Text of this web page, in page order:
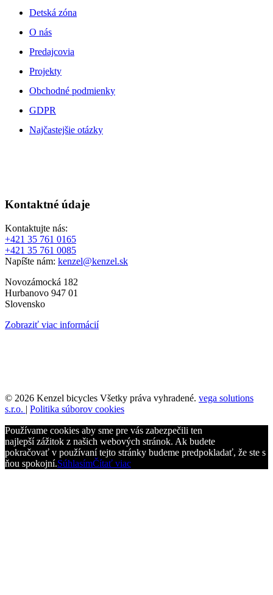
Detská zóna
O nás
Predajcovia
Projekty
Obchodné podmienky
GDPR
Najčastejšie otázky
Kontaktné údaje
Kontaktujte nás:
+421 35 761 0165
+421 35 761 0085
Napíšte nám: kenzel@kenzel.sk
Novozámocká 182
Hurbanovo 947 01
Slovensko
Zobraziť viac informácií
© 2026 Kenzel bicycles Všetky práva vyhradené. vega solutions
s.r.o. | Politika súborov cookies
Používame cookies aby sme pre vás zabezpečili ten
najlepší zážitok z našich webových stránok. Ak budete
pokračovať v používaní tejto stránky budeme predpokladať, že ste s
ňou spokojní.SúhlasímČítať viac